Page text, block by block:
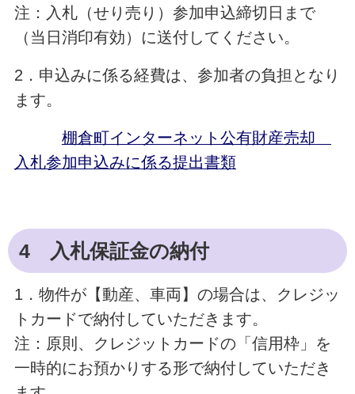
注：入札（せり売り）参加申込締切日まで
（当日消印有効）に送付してください。
2．申込みに係る経費は、参加者の負担となり
ます。
棚倉町インターネット公有財産売却
入札参加申込みに係る提出書類
4 入札保証金の納付
1．物件が【動産、車両】の場合は、クレジッ
トカードで納付していただきます。
注：原則、クレジットカードの「信用枠」を
一時的にお預かりする形で納付していただき